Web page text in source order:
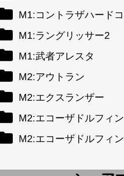
M1:コントラザハード
M1:ラングリッサー2
M1:武者アレスタ
M2:アウトラン
M2:エクスランザー
M2:エコーザドルフィン
M2:エコーザドルフィ